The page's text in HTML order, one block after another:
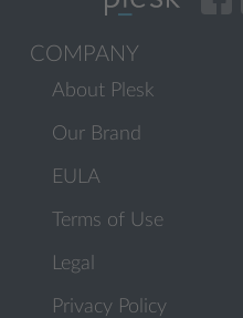
COMPANY
About Plesk
Our Brand
EULA
Terms of Use
Legal
Privacy Policy